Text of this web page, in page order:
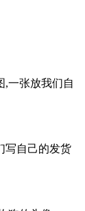
,一张放我们自
写自己的发货